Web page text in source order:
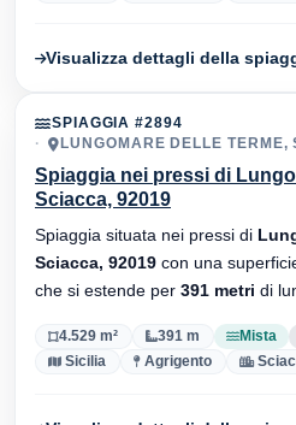
Visualizza dettagli della
SPIAGGIA #2894
LUNGOMARE DELLE
Spiaggia nei pressi di
Sciacca, 92019
Spiaggia situata nei pressi di
Sciacca, 92019 con una
che si estende per 391 metri di
4.529 m² 391 m Mista
Sicilia
Agrigento